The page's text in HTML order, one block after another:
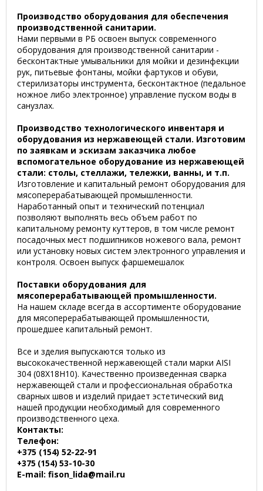
Производство оборудования для обеспечения
производственной санитарии.
Нами первыми в РБ освоен выпуск современного
оборудования для производственной санитарии -
бесконтактные умывальники для мойки и дезинфекции
рук, питьевые фонтаны, мойки фартуков и обуви,
стерилизаторы инструмента, бесконтактное (педальное
ножное либо электронное) управление пуском воды в
санузлах.
Производство технологического инвентаря и
оборудования из нержавеющей стали. Изготовим
по заявкам и эскизам заказчика любое
вспомогательное оборудование из нержавеющей
стали: столы, стеллажи, тележки, ванны, и т.п.
Изготовление и капитальный ремонт оборудования для
мясоперерабатывающей промышленности.
Наработанный опыт и технический потенциал
позволяют выполнять весь объем работ по
капитальному ремонту куттеров, в том числе ремонт
посадочных мест подшипников ножевого вала, ремонт
или установку новых систем электронного управления и
контроля. Освоен выпуск фаршемешалок
Поставки оборудования для
мясоперерабатывающей промышленности.
На нашем складе всегда в ассортименте оборудование
для мясоперерабатывающей промышленности,
прошедшее капитальный ремонт.
Все и зделия выпускаются только из
высококачественной нержавеющей стали марки AISI
304 (08Х18Н10). Качественно произведенная сварка
нержавеющей стали и профессиональная обработка
сварных швов и изделий придает эстетический вид
нашей продукции необходимый для современного
производственного цеха.
Контакты:
Телефон:
+375 (154) 52-22-91
+375 (154) 53-10-30
E-mail: fison_lida@mail.ru